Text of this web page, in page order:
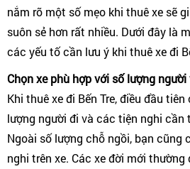
nắm rõ một số mẹo khi thuê xe sẽ
suôn sẻ hơn rất nhiều. Dưới đây là
các yếu tố cần lưu ý khi thuê xe đi
Chọn xe phù hợp với số lượng
Khi thuê xe đi Bến Tre, điều đầu
lượng người đi và các tiện nghi cần
Ngoài số lượng chỗ ngồi, bạn cũng
nghi trên xe. Các xe đời mới